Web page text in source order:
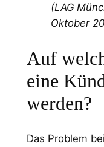
(LAG
Oktober
Auf
eine
werden?
Das Problem